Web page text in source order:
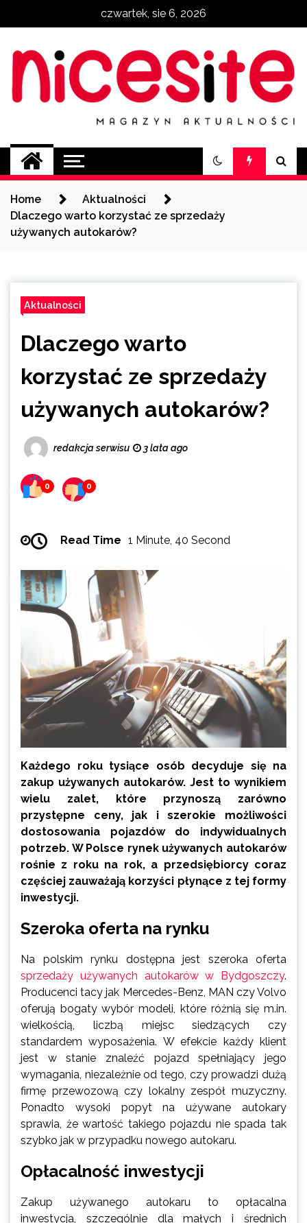
czwartek, sie 6, 2026
NiceSite.com.pl
magazyn aktualności
Home
Aktualności
Dlaczego warto korzystać ze sprzedaży
używanych autokarów?
Aktualności
Dlaczego warto
korzystać ze sprzedaży
używanych autokarów?
redakcja serwisu 3 lata ago
0 0
Read Time 1 Minute, 40 Second
Każdego roku tysiące osób decyduje się na
zakup używanych autokarów. Jest to wynikiem
wielu zalet, które przynoszą zarówno
przystępne ceny, jak i szerokie możliwości
dostosowania pojazdów do indywidualnych
potrzeb. W Polsce rynek używanych autokarów
rośnie z roku na rok, a przedsiębiorcy coraz
częściej zauważają korzyści płynące z tej formy
inwestycji.
Szeroka oferta na rynku
Na polskim rynku dostępna jest szeroka oferta
sprzedaży używanych autokarów w Bydgoszczy.
Producenci tacy jak Mercedes-Benz, MAN czy Volvo
oferują bogaty wybór modeli, które różnią się m.in.
wielkością, liczbą miejsc siedzących czy
standardem wyposażenia. W efekcie każdy klient
jest w stanie znaleźć pojazd spełniający jego
wymagania, niezależnie od tego, czy prowadzi dużą
firmę przewozową czy lokalny zespół muzyczny.
Ponadto wysoki popyt na używane autokary
sprawia, że wartość takiego pojazdu nie spada tak
szybko jak w przypadku nowego autokaru.
Opłacalność inwestycji
Zakup używanego autokaru to opłacalna
inwestycja, szczególnie dla małych i średnich